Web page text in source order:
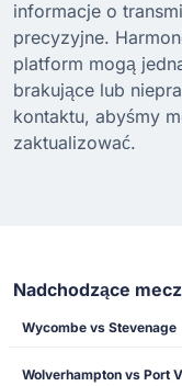
informacje o
precyzyjne.
platform mogą
brakujące lub
kontaktu, abyśmy
zaktualizować.
Nadchodzące
Wycombe vs Stevenage
Wolverhampton vs Port